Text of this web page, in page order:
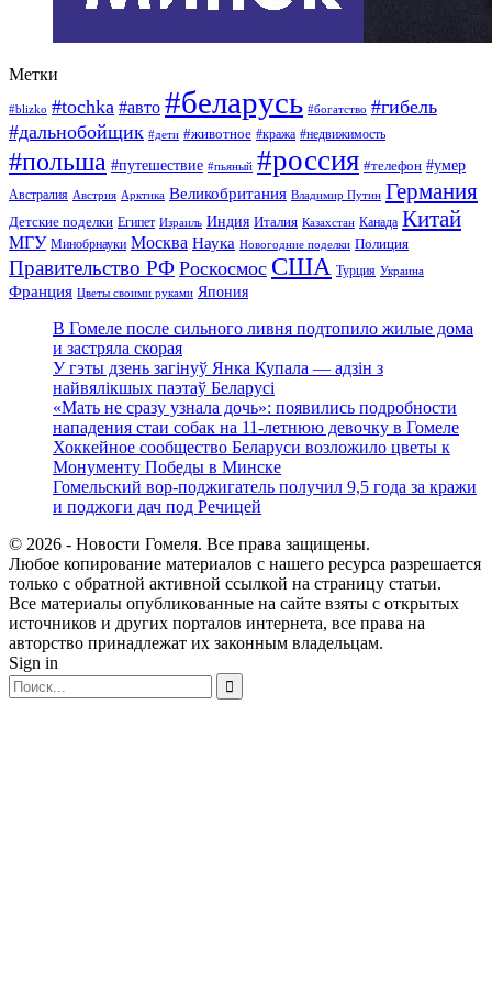
Метки
#blizko #tochka #авто #беларусь #богатство #гибель
#дальнобойщик #дети #животное #кража #недвижимость
#польша #путешествие #пьяный #россия #телефон #умер
Австралия Австрия Арктика Великобритания Владимир Путин Германия
Детские поделки Египет Израиль Индия Италия Казахстан Канада Китай
МГУ Минобрнауки Москва Наука Новогодние поделки Полиция
Правительство РФ Роскосмос США Турция Украина
Франция Цветы своими руками Япония
В Гомеле после сильного ливня подтопило жилые дома
и застряла скорая
У гэты дзень загінуў Янка Купала — адзін з
найвялікшых паэтаў Беларусі
«Мать не сразу узнала дочь»: появились подробности
нападения стаи собак на 11-летнюю девочку в Гомеле
Хоккейное сообщество Беларуси возложило цветы к
Монументу Победы в Минске
Гомельский вор-поджигатель получил 9,5 года за кражи
и поджоги дач под Речицей
© 2026 - Новости Гомеля. Все права защищены.
Любое копирование материалов с нашего ресурса разрешается
только с обратной активной ссылкой на страницу статьи.
Все материалы опубликованные на сайте взяты с открытых
источников и других порталов интернета, все права на
авторство принадлежат их законным владельцам.
Sign in